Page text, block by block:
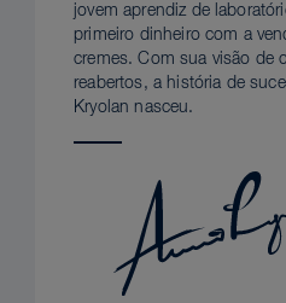
jovem aprendiz de
primeiro dinheiro com a
cremes. Com sua visão de
reabertos, a história de
Kryolan nasceu.